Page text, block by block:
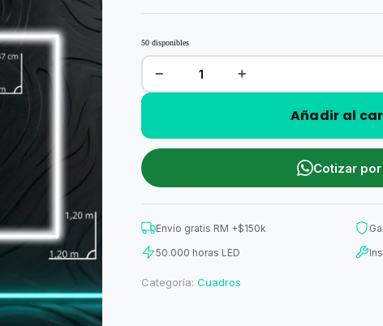
50 disponibles
de
4
cantidad
− +
Añadir al
Cotizar
Envío gratis RM +$150k
50.000 horas LED
Categoría:Cuadros